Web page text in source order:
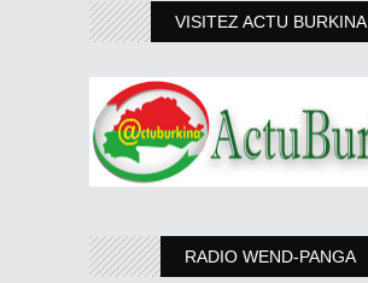
VISITEZ ACTU BURKINA
RADIO WEND-PANGA